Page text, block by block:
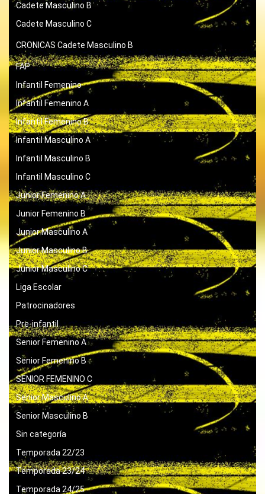
Cadete Masculino B
Cadete Masculino C
CRONICAS Cadete Masculino B
FAP
Infantil Femenino
Infantil Femenino A
Infantil Femenino B
Infantil Masculino A
Infantil Masculino B
Infantil Masculino C
Junior Femenino A
Junior Femenino B
Junior Masculino A
Junior Masculino B
Junior Masculino C
Liga Escolar
Patrocinadores
Pre-infantil
Senior Femenino A
Senior Femenino B
SENIOR FEMENINO C
Senior Masculino A
Senior Masculino B
Sin categoría
Temporada 22/23
Temporada 23/24
Temporada 24/25